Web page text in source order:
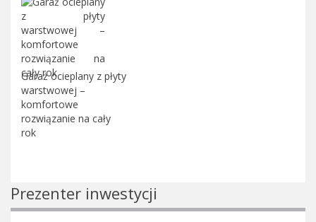
Garaż ocieplany z płyty
warstwowej –
komfortowe
rozwiązanie na cały
rok
Prezenter inwestycji